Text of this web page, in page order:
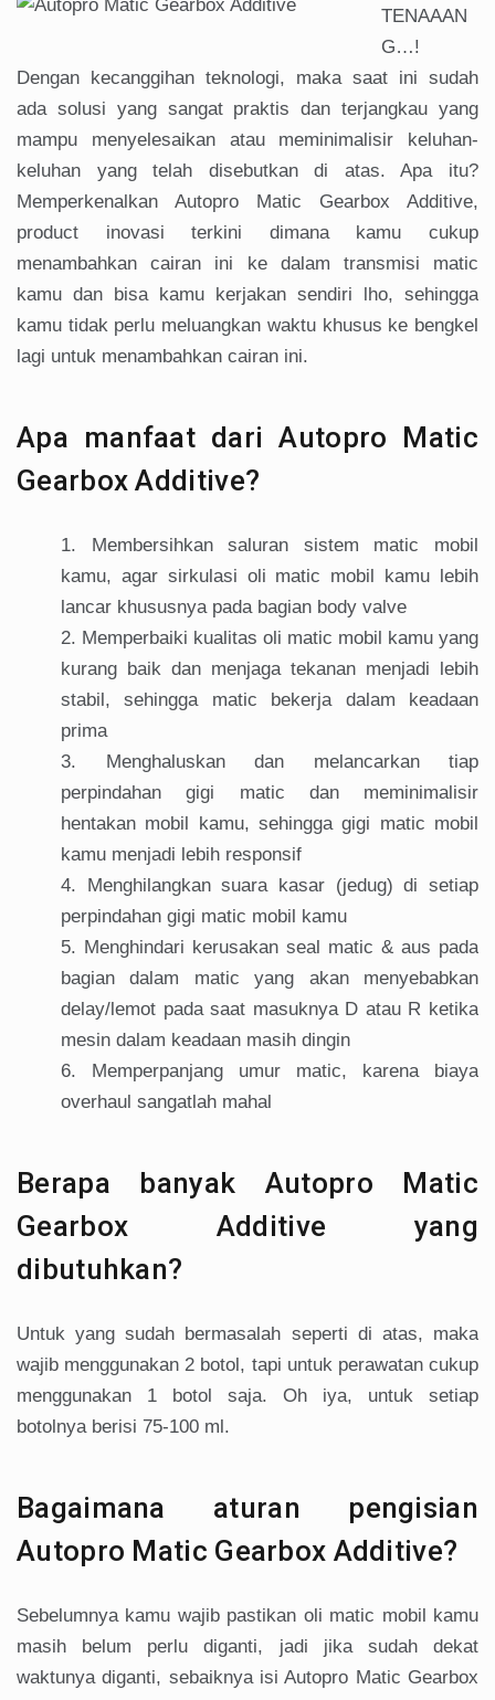
TENAAAN
G…!
Dengan kecanggihan teknologi, maka saat ini sudah
ada solusi yang sangat praktis dan terjangkau yang
mampu menyelesaikan atau meminimalisir keluhan-
keluhan yang telah disebutkan di atas. Apa itu?
Memperkenalkan Autopro Matic Gearbox Additive,
product inovasi terkini dimana kamu cukup
menambahkan cairan ini ke dalam transmisi matic
kamu dan bisa kamu kerjakan sendiri lho, sehingga
kamu tidak perlu meluangkan waktu khusus ke bengkel
lagi untuk menambahkan cairan ini.
Apa manfaat dari Autopro Matic
Gearbox Additive?
Membersihkan saluran sistem matic mobil
kamu, agar sirkulasi oli matic mobil kamu lebih
lancar khususnya pada bagian body valve
Memperbaiki kualitas oli matic mobil kamu yang
kurang baik dan menjaga tekanan menjadi lebih
stabil, sehingga matic bekerja dalam keadaan
prima
Menghaluskan dan melancarkan tiap
perpindahan gigi matic dan meminimalisir
hentakan mobil kamu, sehingga gigi matic mobil
kamu menjadi lebih responsif
Menghilangkan suara kasar (jedug) di setiap
perpindahan gigi matic mobil kamu
Menghindari kerusakan seal matic & aus pada
bagian dalam matic yang akan menyebabkan
delay/lemot pada saat masuknya D atau R ketika
mesin dalam keadaan masih dingin
Memperpanjang umur matic, karena biaya
overhaul sangatlah mahal
Berapa banyak Autopro Matic
Gearbox Additive yang
dibutuhkan?
Untuk yang sudah bermasalah seperti di atas, maka
wajib menggunakan 2 botol, tapi untuk perawatan cukup
menggunakan 1 botol saja. Oh iya, untuk setiap
botolnya berisi 75-100 ml.
Bagaimana aturan pengisian
Autopro Matic Gearbox Additive?
Sebelumnya kamu wajib pastikan oli matic mobil kamu
masih belum perlu diganti, jadi jika sudah dekat
waktunya diganti, sebaiknya isi Autopro Matic Gearbox